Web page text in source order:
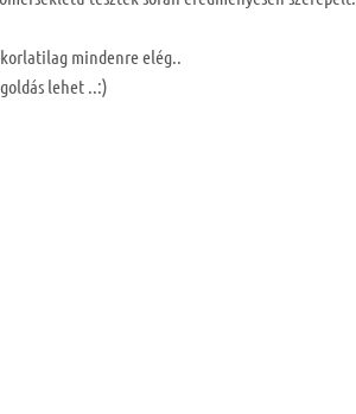
mindenre elég..
lehet ..:)